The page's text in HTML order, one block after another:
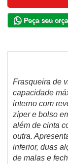
Peça seu
Frasqueira de
capacidade
interno com
zíper e bolso
além de cinta
outra.
inferior, duas
de malas e